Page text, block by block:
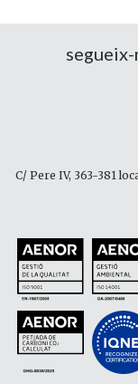
segueix-
C/ Pere IV, 363-381